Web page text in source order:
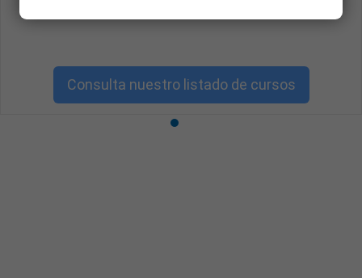
Consulta nuestro listado de cursos